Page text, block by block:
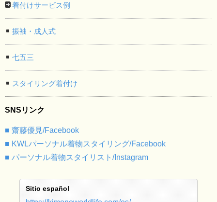
着付けサービス例
振袖・成人式
七五三
スタイリング着付け
SNSリンク
■ 齋藤優見/Facebook
■ KWLパーソナル着物スタイリング/Facebook
■ パーソナル着物スタイリスト/Instagram
Sitio español